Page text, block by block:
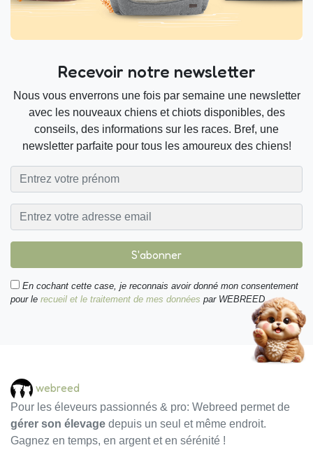
Recevoir notre newsletter
Nous vous enverrons une fois par semaine une newsletter
avec les nouveaux chiens et chiots disponibles, des
conseils, des informations sur les races. Bref, une
newsletter parfaite pour tous les amoureux des chiens!
S'abonner
En cochant cette case, je reconnais avoir donné mon consentement
pour le recueil et le traitement de mes données par WEBREED.
webreed
Pour les éleveurs passionnés & pro: Webreed permet de
gérer son élevage depuis un seul et même endroit.
Gagnez en temps, en argent et en sérénité !